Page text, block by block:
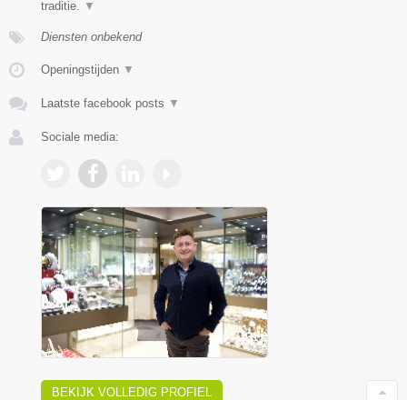
traditie. ▼
Diensten onbekend
Openingstijden ▼
Laatste facebook posts ▼
Sociale media:
BEKIJK VOLLEDIG PROFIEL